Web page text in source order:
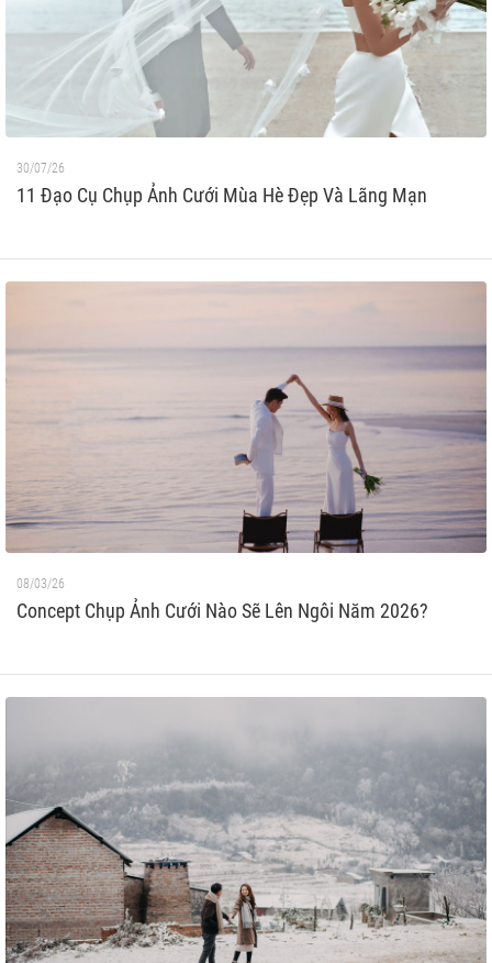
30/07/26
11 Đạo Cụ Chụp Ảnh Cưới Mùa Hè Đẹp Và Lãng Mạn
08/03/26
Concept Chụp Ảnh Cưới Nào Sẽ Lên Ngôi Năm 2026?